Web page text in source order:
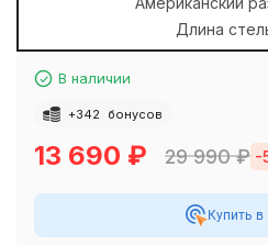
Длина
В наличии
+342 бонусов
13 690 ₽ 29 990₽ -
Купить в